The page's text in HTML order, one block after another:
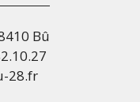
Bû
28.fr